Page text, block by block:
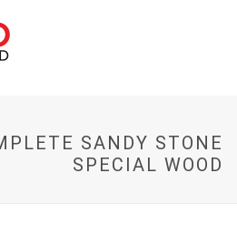
SANDY STONE
SPECIAL WOOD